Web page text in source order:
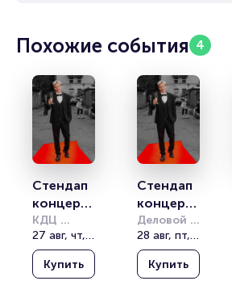
Похожие события 4
Стендап
концерт
Сергея
Орлова
«Звезда»
КДЦ
Сатурн
27 авг, чт, 20:00
Купить
Стендап
концерт
Сергея
Орлова
«Звезда»
Деловой
комплекс
Мир ВПК
НПО
28 авг, пт, 20:00
Купить